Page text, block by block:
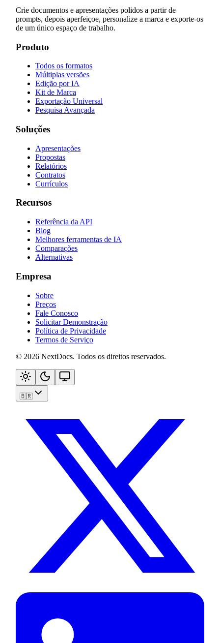
Crie documentos e apresentações polidos a partir de
prompts, depois aperfeiçoe, personalize a marca e exporte-os
de um único espaço de trabalho.
Produto
Todos os formatos
Múltiplas versões
Edição por IA
Kit de Marca
Exportação Universal
Pesquisa Avançada
Soluções
Apresentações
Propostas
Relatórios
Contratos
Currículos
Recursos
Referência da API
Blog
Melhores ferramentas de IA
Comparações
Alternativas
Empresa
Sobre
Preços
Fale Conosco
Solicitar Demonstração
Política de Privacidade
Termos de Serviço
© 2026 NextDocs. Todos os direitos reservados.
🇧🇷